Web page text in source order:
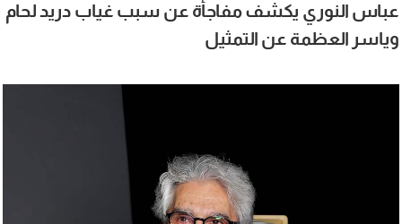
عباس النوري يكشف مفاجأة عن سبب غياب دريد لحام
وياسر العظمة عن التمثيل